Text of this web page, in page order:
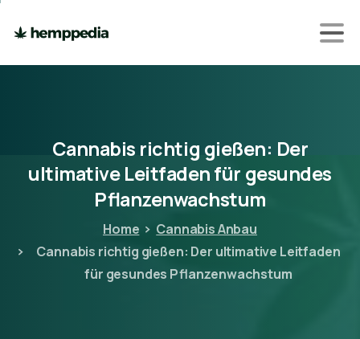
Cannabis richtig gießen: Der
ultimative Leitfadenfür gesundes
Pflanzenwachstum
Home
Cannabis Anbau
Cannabis richtig gießen: Der ultimative Leitfaden
für gesundes Pflanzenwachstum